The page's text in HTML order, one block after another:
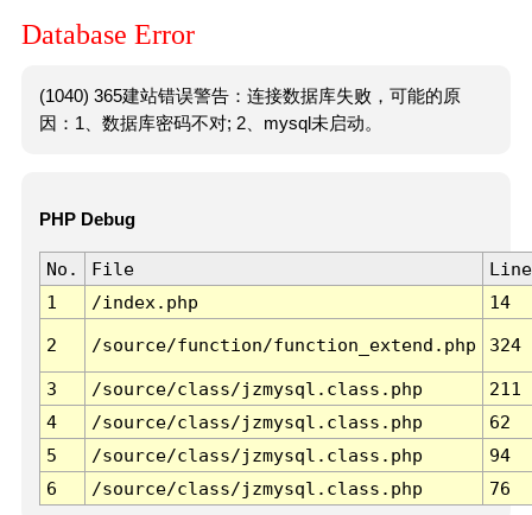
Database Error
(1040) 365建站错误警告：连接数据库失败，可能的原
因：1、数据库密码不对; 2、mysql未启动。
PHP Debug
No. File
Line
1
/index.php 14
2 /source/function/function_extend.php 324
3 /source/class/jzmysql.class.php
211
4
/source/class/jzmysql.class.php
62
5
/source/class/jzmysql.class.php
94
6
/source/class/jzmysql.class.php 76